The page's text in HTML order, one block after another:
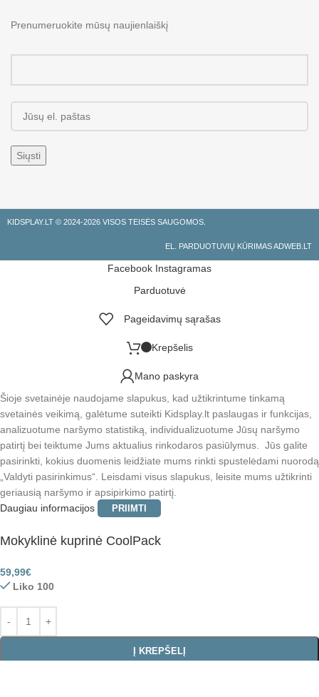
Prenumeruokite mūsų naujienlaiškį
KIDSPLAY.LT © 2024-2026 VISOS TEISĖS SAUGOMOS.
EL. PARDUOTUVIŲ KŪRIMAS ADWEB.LT
Facebook Instagramas
Parduotuvė
Pageidavimų sąrašas
Krepšelis
Mano paskyra
Šioje svetainėje naudojame slapukus, kad užtikrintume tinkamą
svetainės veikimą, galėtume suteikti Kidsplay.lt paslaugas ir funkcijas,
analizuotume naršymo statistiką, individualizuotume Jūsų naršymo
patirtį bei teiktume Jums aktualius rinkodaros pasiūlymus. Jūs galite
pasirinkti, kokius duomenis leidžiate mums rinkti spustelėdami nuorodą
„Valdyti pasirinkimus“. Leisdami visus slapukus, leisite mums užtikrinti
geriausią naršymo ir apsipirkimo patirtį.
Daugiau informacijos
PRIIMTI
Mokyklinė kuprinė CoolPack
59,99€
Liko 100
Į KREPŠELĮ